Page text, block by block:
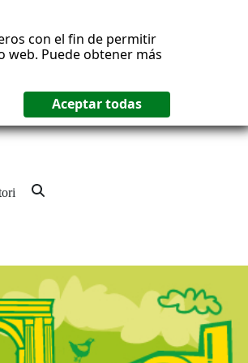
con el fin de permitir
web. Puede obtener más